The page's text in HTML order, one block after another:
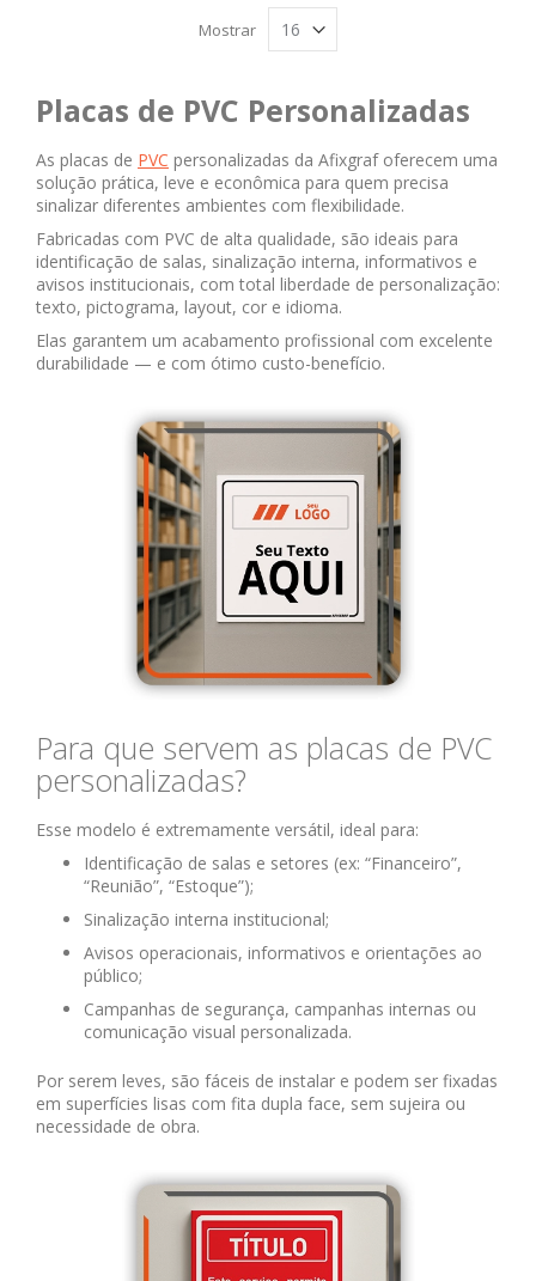
Mostrar
Placas de PVC Personalizadas
As placas de PVC personalizadas da Afixgraf oferecem uma
solução prática, leve e econômica para quem precisa
sinalizar diferentes ambientes com flexibilidade.
Fabricadas com PVC de alta qualidade, são ideais para
identificação de salas, sinalização interna, informativos e
avisos institucionais, com total liberdade de personalização:
texto, pictograma, layout, cor e idioma.
Elas garantem um acabamento profissional com excelente
durabilidade — e com ótimo custo-benefício.
Para que servem as placas de PVC
personalizadas?
Esse modelo é extremamente versátil, ideal para:
Identificação de salas e setores (ex: “Financeiro”,
“Reunião”, “Estoque”);
Sinalização interna institucional;
Avisos operacionais, informativos e orientações ao
público;
Campanhas de segurança, campanhas internas ou
comunicação visual personalizada.
Por serem leves, são fáceis de instalar e podem ser fixadas
em superfícies lisas com fita dupla face, sem sujeira ou
necessidade de obra.